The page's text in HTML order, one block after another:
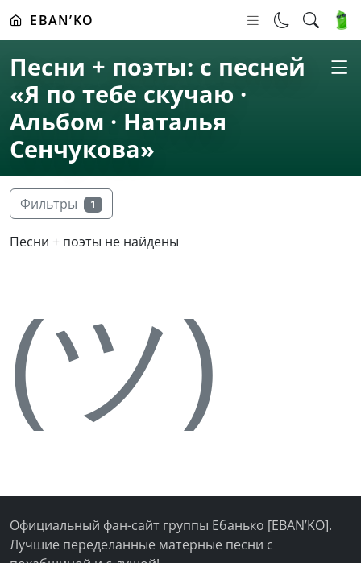
EBAN’KO
Песни + поэты: с песней
«Я по тебе скучаю ·
Альбом · Наталья
Сенчукова»
Фильтры 1
Песни + поэты не найдены
(ツ)
Официальный фан-сайт группы Ебанько [EBAN’KO].
Лучшие переделанные матерные песни с